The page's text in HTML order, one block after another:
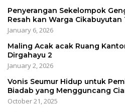
Penyerangan Sekelompok
Resah kan Warga Cikabuyutan
January 6, 2026
Maling Acak acak Ruang
Dirgahayu 2
January 2, 2026
Vonis Seumur Hidup untuk
Biadab yang Mengguncang
October 21, 2025